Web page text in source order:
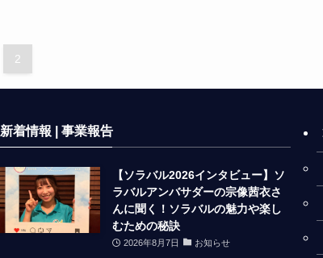
2
新着情報 | 事業報告
【ソラバル2026インタビュー】ソ
ラバルアンバサダーの宗像茜衣さ
んに聞く！ソラバルの魅力や楽し
むための秘訣
2026年8月7日 お知らせ